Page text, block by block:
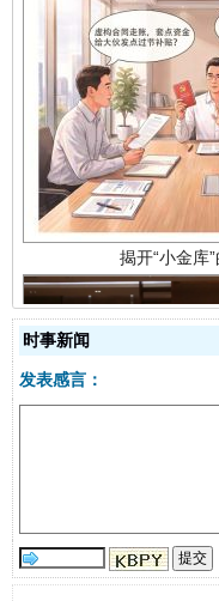
揭开“小金库
时事新闻
发表感言：